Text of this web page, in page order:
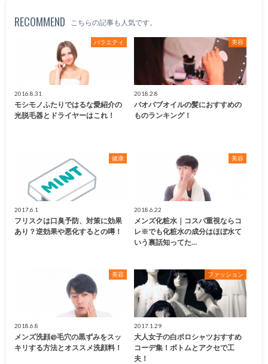
RECOMMEND こちらの記事も人気です。
バラエティ
2016.8.31
モシモノふたりではるな愛紹介の
光脱毛器とドライヤーはこれ！
美容
2018.2.8
バオバブオイルの髪におすすめの
ものランキング！
健康
2017.6.1
フリスクは口臭予防、対策に効果
あり？逆効果や悪化するとの噂！
美容
2018.6.22
メンズ化粧水｜コスパ重視ならコ
レ※でも化粧水の成分はほぼ水て
いう裏話知ってた…
美容
2018.6.8
メンズ洗顔@毛穴の黒ずみをスッ
キリする方法とオススメ洗顔料！
ファッション
2017.1.29
大人女子の白ポロシャツおすすめ
コーデ集！ボトムとアクセで工
夫！